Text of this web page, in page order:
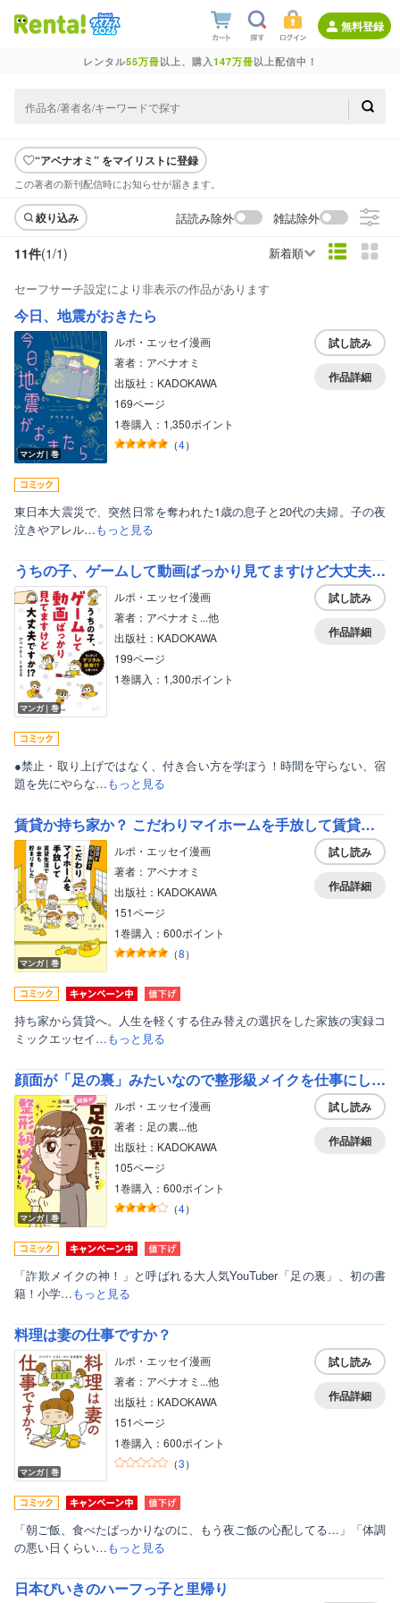
無料登録
レンタル55万冊以上、購入147万冊以上配信中！
“アベナオミ” をマイリストに登録
この著者の新刊配信時にお知らせが届きます。
絞り込み 話読み除外 雑誌除外
11件(1/1) 新着順
セーフサーチ設定により非表示の作品があります
今日、地震がおきたら
マンガ｜巻
ルポ・エッセイ漫画
著者：アベナオミ
出版社：KADOKAWA
169ページ
1巻購入：1,350ポイント
（4）
試し読み
作品詳細
東日本大震災で、突然日常を奪われた1歳の息子と20代の夫婦。子の夜
泣きやアレル…もっと見る
うちの子、ゲームして動画ばっかり見てますけど大丈夫ですか！？
マンガ｜巻
ルポ・エッセイ漫画
著者：アベナオミ...他
出版社：KADOKAWA
199ページ
1巻購入：1,300ポイント
試し読み
作品詳細
●禁止・取り上げではなく、付き合い方を学ぼう！時間を守らない、宿
題を先にやらな…もっと見る
賃貸か持ち家か？ こだわりマイホームを手放して賃貸生活でお金も貯まりました
マンガ｜巻
ルポ・エッセイ漫画
著者：アベナオミ
出版社：KADOKAWA
151ページ
1巻購入：600ポイント
（8）
試し読み
作品詳細
持ち家から賃貸へ。人生を軽くする住み替えの選択をした家族の実録コ
ミックエッセイ…もっと見る
顔面が「足の裏」みたいなので整形級メイクを仕事にしました
マンガ｜巻
ルポ・エッセイ漫画
著者：足の裏...他
出版社：KADOKAWA
105ページ
1巻購入：600ポイント
（4）
試し読み
作品詳細
「詐欺メイクの神！」と呼ばれる大人気YouTuber「足の裏」、初の書
籍！小学…もっと見る
料理は妻の仕事ですか？
マンガ｜巻
ルポ・エッセイ漫画
著者：アベナオミ...他
出版社：KADOKAWA
151ページ
1巻購入：600ポイント
（3）
試し読み
作品詳細
「朝ご飯、食べたばっかりなのに、もう夜ご飯の心配してる…」「体調
の悪い日くらい…もっと見る
日本びいきのハーフっ子と里帰り